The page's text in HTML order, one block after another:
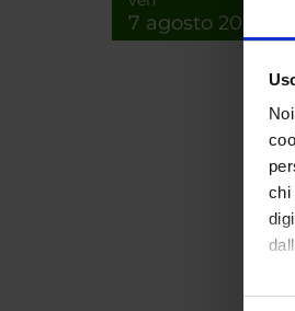
chi
7 agosto 2026